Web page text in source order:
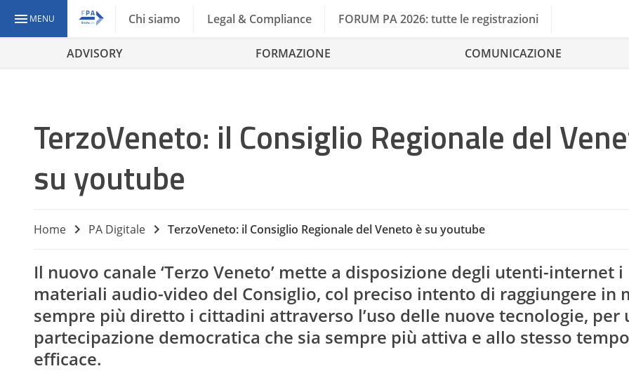
MENU Chi siamo Legal & Compliance FORUM PA 2026: tutte le registrazioni
ADVISORY FORMAZIONE COMUNICAZIONE
TerzoVeneto: il Consiglio Regionale del
su youtube
Home PA Digitale TerzoVeneto: il Consiglio Regionale del Veneto è su youtube
Il nuovo canale ‘Terzo Veneto’ mette a disposizione degli utenti-internet i
materiali audio-video del Consiglio, col preciso intento di raggiungere in
sempre più diretto i cittadini attraverso l’uso delle nuove tecnologie, per
partecipazione democratica che sia sempre più attiva e allo stesso tempo
efficace.